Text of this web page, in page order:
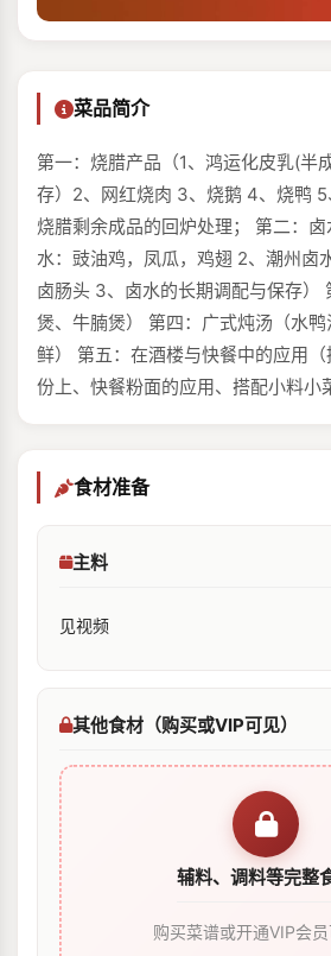
菜品简介
第一：烧腊产品（1、鸿运化皮乳(半
存）2、网红烧肉 3、烧鹅 4、烧鸭 5
烧腊剩余成品的回炉处理； 第二：
水：豉油鸡，凤瓜，鸡翅 2、潮州卤
卤肠头 3、卤水的长期调配与保存）
煲、牛腩煲） 第四：广式炖汤（水
鲜） 第五：在酒楼与快餐中的应用（
份上、快餐粉面的应用、搭配小料小
食材准备
主料
见视频
其他食材（购买或VIP可见）
辅料、调料等完整
购买菜谱或开通VIP会